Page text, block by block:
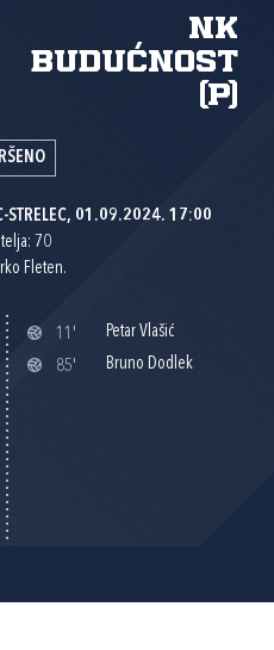
NK
Budućnost
(P)
STRELEC, 01.09.2024. 17:00
70
Fleten.
11'
Petar Vlašić
85'
Bruno Dodlek